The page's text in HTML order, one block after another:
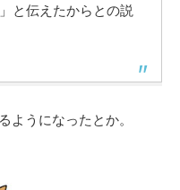
と伝えたからとの説
ようになったとか。